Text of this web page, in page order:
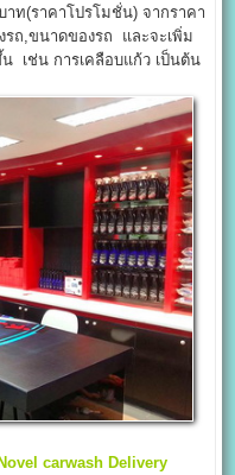
(ราคาโปรโมชั่น) จากราคา
รถ,ขนาดของรถ และจะเพิ่ม
เช่น การเคลือบแก้ว เป็นต้น
Novel carwash Delivery